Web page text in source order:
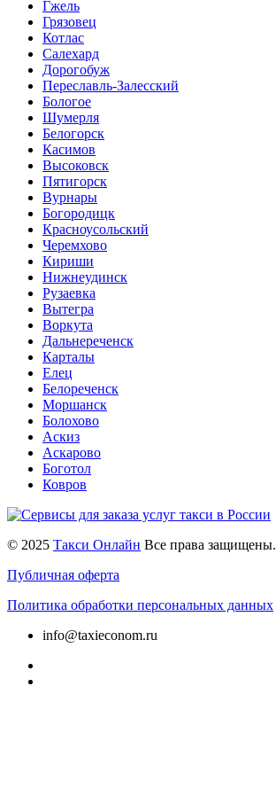
Гжель
Грязовец
Котлас
Салехард
Дорогобуж
Переславль-Залесский
Бологое
Шумерля
Белогорск
Касимов
Высоковск
Пятигорск
Вурнары
Богородицк
Красноусольский
Черемхово
Кириши
Нижнеудинск
Рузаевка
Вытегра
Воркута
Дальнереченск
Карталы
Елец
Белореченск
Моршанск
Болохово
Аскиз
Аскарово
Боготол
Ковров
© 2025 Такси Онлайн Все права защищены.
Публичная оферта
Политика обработки персональных данных
info@taxieconom.ru